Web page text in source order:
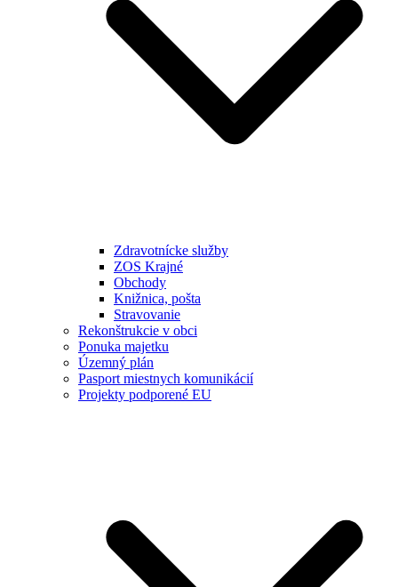
Zdravotnícke služby
ZOS Krajné
Obchody
Knižnica, pošta
Stravovanie
Rekonštrukcie v obci
Ponuka majetku
Územný plán
Pasport miestnych komunikácií
Projekty podporené EU